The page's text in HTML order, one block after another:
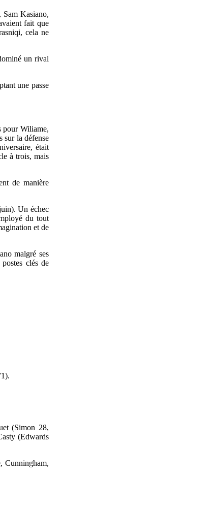
Sam Kasiano,
fait que
cela ne
un rival
une passe
pour Wiliame,
sur la défense
était
à trois, mais
de manière
Un échec
du tout
et de
malgré ses
clés de
(Simon 28,
(Edwards
Cunningham,